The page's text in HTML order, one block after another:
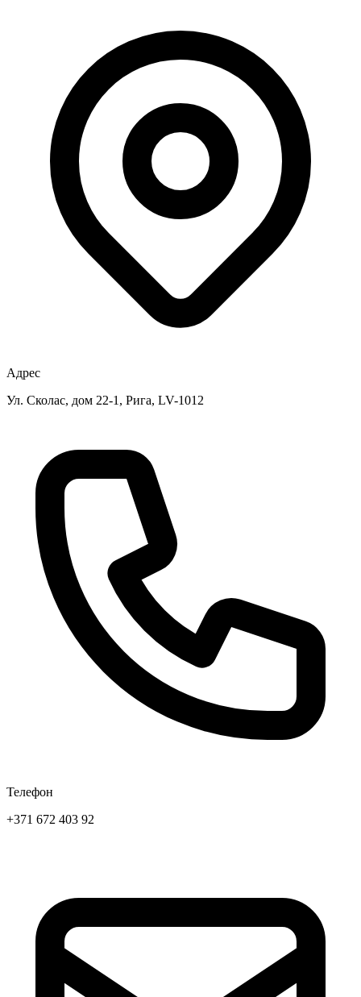
Адрес
Ул. Сколас, дом 22-1, Рига, LV-1012
Телефон
+371 672 403 92